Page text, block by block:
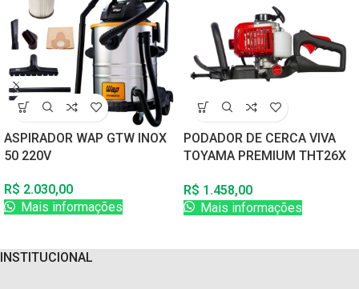
ASPIRADOR WAP GTW INOX
50 220V
R$ 2.030,00
Mais informações
PODADOR DE CERCA VIVA
TOYAMA PREMIUM THT26X
R$ 1.458,00
Mais informações
INSTITUCIONAL